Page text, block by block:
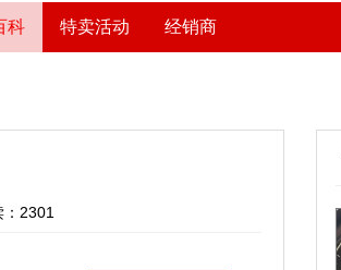
科 特卖活动 经销商
：2301